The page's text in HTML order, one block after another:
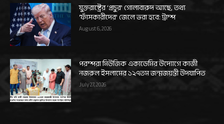
যুক্তরাষ্ট্রের ‘প্রচুর’ গোলাবারুদ আছে, তথ্য
‘ফাঁসকারীদের’ জেলে ভরা হবে: ট্রাম্প
August 6, 2026
পরম্পরা মিউজিক একাডেমির উদ্যোগে কাজী
নজরুল ইসলামের ১২৭তম জন্মজয়ন্তী উদযাপিত
July 27, 2026